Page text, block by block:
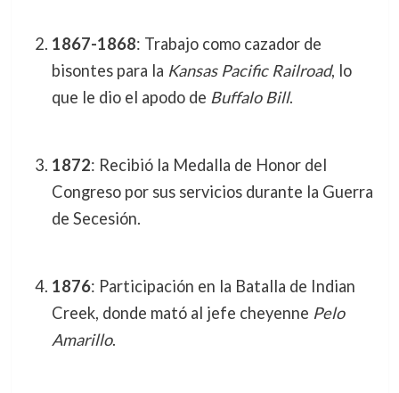
1867-1868: Trabajo como cazador de
bisontes para la Kansas Pacific Railroad, lo
que le dio el apodo de Buffalo Bill.
1872: Recibió la Medalla de Honor del
Congreso por sus servicios durante la Guerra
de Secesión.
1876: Participación en la Batalla de Indian
Creek, donde mató al jefe cheyenne Pelo
Amarillo.